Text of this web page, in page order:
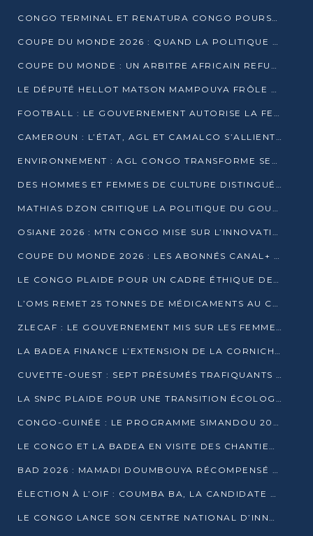
CONGO TERMINAL ET RENATURA CONGO POURSUIVENT LEUR COMBAT POUR LA BIODIVERSITÉ
COUPE DU MONDE 2026 : QUAND LA POLITIQUE MENACE L’UNIVERSALITÉ DU FOOTBALL
COUPE DU MONDE : UN ARBITRE AFRICAIN REFUSÉ À L’ENTRÉE DES ÉTATS-UNIS
LE DÉPUTÉ HELLOT MATSON MAMPOUYA FRÔLE LA MORT LORS D’UNE EMBUSCADE DZNS LE POOL
FOOTBALL : LE GOUVERNEMENT AUTORISE LA FECOFOOT À OCCUPER LES COMPLEXES SPORTIFS
CAMEROUN : L’ÉTAT, AGL ET CAMALCO S’ALLIENT POUR UN MÉGA-PROJET FERROVIAIRE
ENVIRONNEMENT : AGL CONGO TRANSFORME SES DÉCHETS EN OUTILS DE FORMATION
DES HOMMES ET FEMMES DE CULTURE DISTINGUÉS POUR LEUR ENGAGEMENT PAR BANTOU CULTURE
MATHIAS DZON CRITIQUE LA POLITIQUE DU GOUVERNEMENT ET ALERTE SUR LA DETTE DU CONGO
OSIANE 2026 : MTN CONGO MISE SUR L’INNOVATION POUR RELEVER LES DÉFIS AFRICAINS
COUPE DU MONDE 2026 : LES ABONNÉS CANAL+ AU CONGO DÉÇUS À QUELQUES JOURS DU COUP D’ENVOI
LE CONGO PLAIDE POUR UN CADRE ÉTHIQUE DE L’INTELLIGENCE ARTIFICIELLE À DAKAR
L’OMS REMET 25 TONNES DE MÉDICAMENTS AU CONGO POUR RENFORCER LA RIPOSTE AUX ÉPIDÉMIES
ZLECAF : LE GOUVERNEMENT MIS SUR LES FEMMES ENTREPRENEURES
LA BADEA FINANCE L’EXTENSION DE LA CORNICHE SUD DE BRAZZAVILLE
CUVETTE-OUEST : SEPT PRÉSUMÉS TRAFIQUANTS DE FAUNE INTERPELLÉS À EWO ET KELLÉ
LA SNPC PLAIDE POUR UNE TRANSITION ÉCOLOGIQUE PROGRESSIVE
CONGO-GUINÉE : LE PROGRAMME SIMANDOU 2040 AU CŒUR DES ÉCHANGES À LA BAD
LE CONGO ET LA BADEA EN VISITE DES CHANTIERS
BAD 2026 : MAMADI DOUMBOUYA RÉCOMPENSÉ PAR LE TROPHÉE BABACAR NDIAYE À BRAZZAVILLE
ÉLECTION À L’OIF : COUMBA BA, LA CANDIDATE DISCRÈTE QUI BOUSCULE LE JEU DIPLOMATIQUE
LE CONGO LANCE SON CENTRE NATIONAL D’INNOVATION